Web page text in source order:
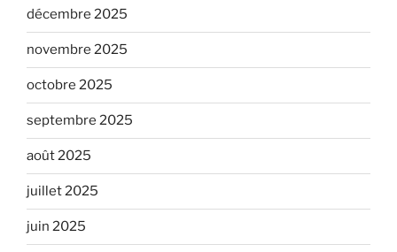
décembre 2025
novembre 2025
octobre 2025
septembre 2025
août 2025
juillet 2025
juin 2025